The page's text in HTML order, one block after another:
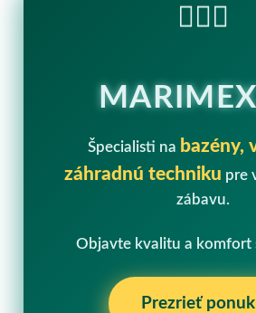
🏊‍♂️💧
Špecialisti na bazény,
záhradnú techniku pre
zábavu.
Objavte kvalitu a komfort
Prezrieť